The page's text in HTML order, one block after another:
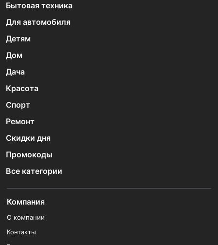
Бытовая техника
Для автомобиля
Детям
Дом
Дача
Красота
Спорт
Ремонт
Скидки дня
Промокоды
Все категории
Компания
О компании
Контакты